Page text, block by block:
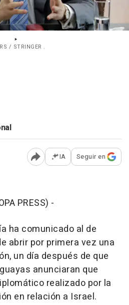
/ STRINGER .
Abrir opciones para
IA Seguir en
PRESS) -
ha comunicado al de
abrir por primera vez una
un día después de que
anunciaran que
realizado por la
en relación a Israel.